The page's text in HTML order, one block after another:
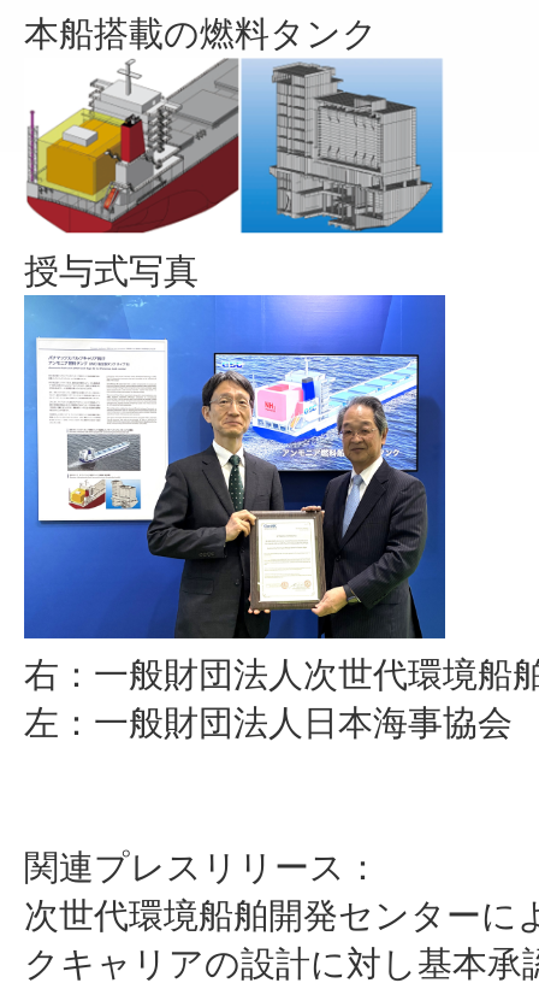
本船搭載の燃料タンク
授与式写真
右：一般財団法人次世代環境
左：一般財団法人日本海事協
関連プレスリリース：
次世代環境船舶開発センター
クキャリアの設計に対し基本承